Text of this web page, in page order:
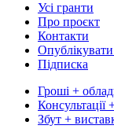
Усі гранти
Про проєкт
Контакти
Підписка
Гроші +
Консультації
Збут +